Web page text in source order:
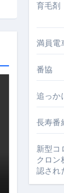
め・選び方・
寝室に最適解
と体幹”を育
実現する究極の
る新しいサプ
イドブック
的別に失敗しな
育毛剤
満員電
番協
追っか
長寿番
新型コ
クロン
認され